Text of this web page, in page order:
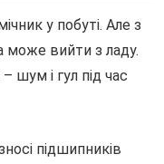
у побуті. Але з
може вийти з ладу.
шум і гул під час
підшипників